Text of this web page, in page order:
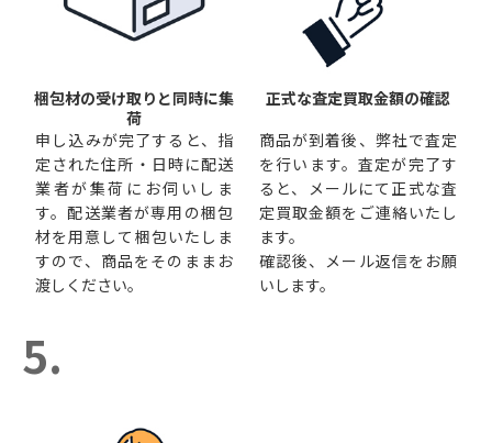
梱包材の受け取りと同時に集
荷
申し込みが完了すると、指
定された住所・日時に配送
業者が集荷にお伺いしま
す。配送業者が専用の梱包
材を用意して梱包いたしま
すので、商品をそのままお
渡しください。
正式な査定買取金額の確認
商品が到着後、弊社で査定
を行います。査定が完了す
ると、メールにて正式な査
定買取金額をご連絡いたし
ます。
確認後、メール返信をお願
いします。
5.